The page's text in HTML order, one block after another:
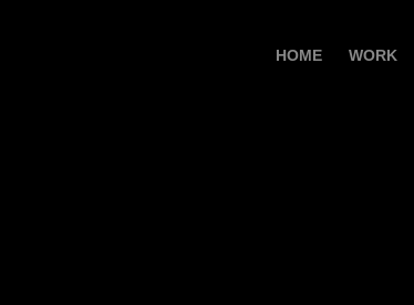
HOME WORK